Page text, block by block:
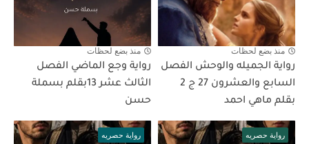
منذ بضع لحظات
رواية الجميله والوحش الفصل
السابع والعشرون 27 ج 2
بقلم ماهي احمد
منذ بضع لحظات
رواية وجع الماضي الفصل
الثالث عشر 13بقلم بسملة
حسن
رواية حصريه رواية حصريه